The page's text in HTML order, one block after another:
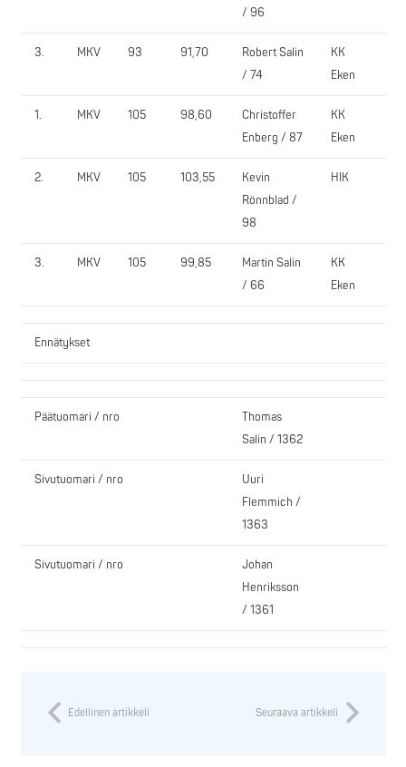
/ 96
3. MKV 93 91,70
Robert Salin
/ 74
KK
Eken
1. MKV 105 98,60
Christoffer
Enberg / 87
KK
Eken
2. MKV 105 103,55
Kevin
Rönnblad /
98
HIK
3. MKV 105 99,85
Martin Salin
/ 66
KK
Eken
Ennätykset
Päätuomari / nro
Thomas
Salin / 1362
Sivutuomari / nro
Uuri
Flemmich /
1363
Sivutuomari / nro
Johan
Henriksson
/ 1361
Edellinen artikkeli Seuraava artikkeli